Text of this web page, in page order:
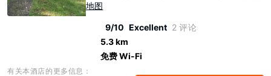
地图
9/10 Excellent 2 评论
5.3 km
免费 Wi-Fi
有关本酒店的更多信息：